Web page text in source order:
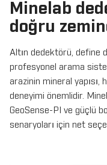
Minelab
doğru
Altın dedektörü, define
profesyonel arama
arazinin mineral yapısı,
deneyimi önemlidir.
GeoSense-PI ve güçlü
senaryoları için net